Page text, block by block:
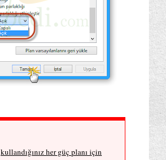
kullandığınız her güç planı için